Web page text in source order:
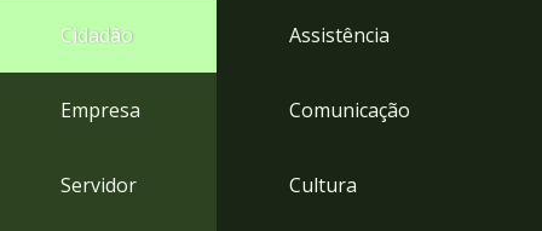
Cidadão
Empresa
Servidor
Assistência
Comunicação
Cultura